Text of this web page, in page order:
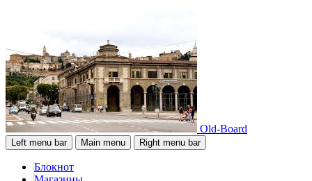
Old-Board
Left menu bar Main menu Right menu bar
Блокнот